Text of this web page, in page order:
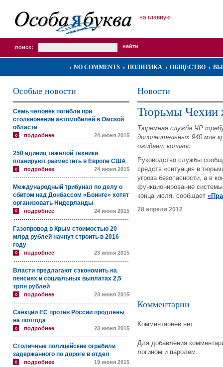
на главную
поиск:
NO COMMENTS ПОЛИТИКА ОБЩЕСТВО
Особые новости
Семь человек погибли при
столкновении автомобилей в Омской
области
подробнее 24 июня 2015
250 единиц тяжелой техники
планируют разместить в Европе США
подробнее 24 июня 2015
Международный трибунал по делу о
сбитом над Донбассом «Боинге» хотят
организовать Нидерланды
подробнее 24 июня 2015
Газопровод в Крым стоимостью 20
млрд рублей начнут строить в 2016
году
подробнее 23 июня 2015
Власти предлагают сэкономить на
пенсиях и социальных выплатах 2,5
трлн рублей
подробнее 23 июня 2015
Санкции ЕС против России продлены
на полгода
подробнее 23 июня 2015
Столичные полицейские ограбили
задержанного по дороге в отдел
подробнее 19 июня 2015
Новости
Тюрьмы Чехии
Тюремная служба ЧР
дополнительных 940 млн
ожидает коллапс.
Руководство службы
средств «ситуация в
угроза безопасности, а в
функционирование
конца июля, сообщает «
28 апреля 2012
Комментарии
Комментариев нет.
Для добавления
логином и паролем.